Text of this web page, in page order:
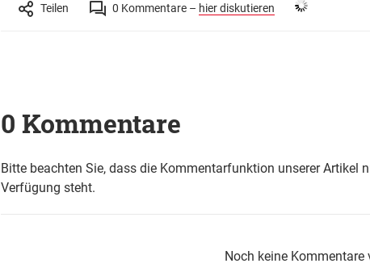
Teilen 0 Kommentare – hier diskutieren
0 Kommentare
Bitte beachten Sie, dass die Kommentarfunktion unserer Artikel
Verfügung steht.
Noch keine Kommentare